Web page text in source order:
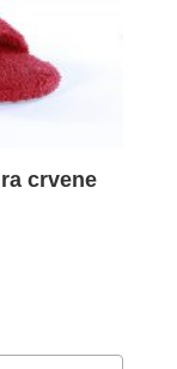
crvene